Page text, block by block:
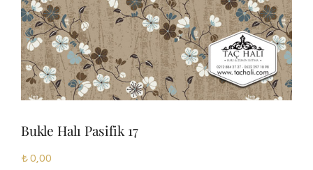
Bukle Halı Pasifik 17
₺0,00